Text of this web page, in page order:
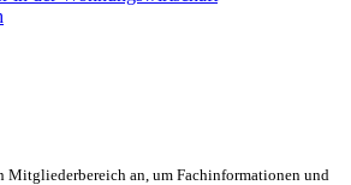
Mitgliederbereich an, um Fachinformationen und